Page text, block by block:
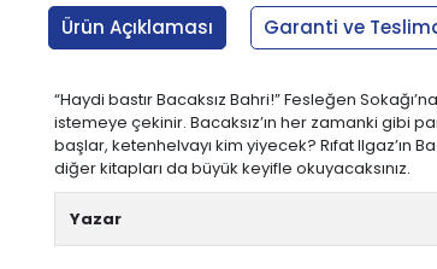
Ürün Açıklaması Garanti ve
“Haydi bastır Bacaksız Bahri!” Fesleğen
istemeye çekinir. Bacaksız’ın her zamanki gibi
başlar, ketenhelvayı kim yiyecek? Rıfat Ilgaz’ın
diğer kitapları da büyük keyifle okuyacaksınız.
Yazar